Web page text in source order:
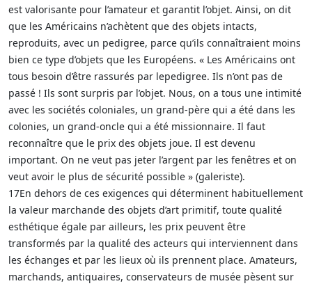
est valorisante pour l’amateur et garantit l’objet. Ainsi, on dit
que les Américains n’achètent que des objets intacts,
reproduits, avec un pedigree, parce qu’ils connaîtraient moins
bien ce type d’objets que les Européens. « Les Américains ont
tous besoin d’être rassurés par lepedigree. Ils n’ont pas de
passé ! Ils sont surpris par l’objet. Nous, on a tous une intimité
avec les sociétés coloniales, un grand-père qui a été dans les
colonies, un grand-oncle qui a été missionnaire. Il faut
reconnaître que le prix des objets joue. Il est devenu
important. On ne veut pas jeter l’argent par les fenêtres et on
veut avoir le plus de sécurité possible » (galeriste).
17En dehors de ces exigences qui déterminent habituellement
la valeur marchande des objets d’art primitif, toute qualité
esthétique égale par ailleurs, les prix peuvent être
transformés par la qualité des acteurs qui interviennent dans
les échanges et par les lieux où ils prennent place. Amateurs,
marchands, antiquaires, conservateurs de musée pèsent sur